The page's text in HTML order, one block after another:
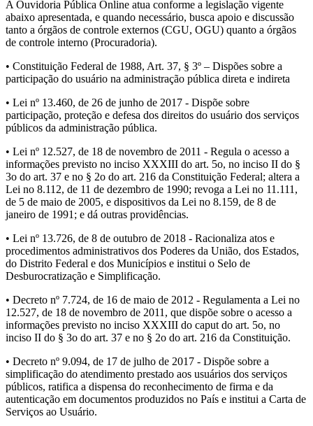
A Ouvidoria Pública Online atua conforme a legislação vigente
abaixo apresentada, e quando necessário, busca apoio e discussão
tanto a órgãos de controle externos (CGU, OGU) quanto a órgãos
de controle interno (Procuradoria).
• Constituição Federal de 1988, Art. 37, § 3º – Dispões sobre a
participação do usuário na administração pública direta e indireta
• Lei nº 13.460, de 26 de junho de 2017 - Dispõe sobre
participação, proteção e defesa dos direitos do usuário dos serviços
públicos da administração pública.
• Lei nº 12.527, de 18 de novembro de 2011 - Regula o acesso a
informações previsto no inciso XXXIII do art. 5o, no inciso II do §
3o do art. 37 e no § 2o do art. 216 da Constituição Federal; altera a
Lei no 8.112, de 11 de dezembro de 1990; revoga a Lei no 11.111,
de 5 de maio de 2005, e dispositivos da Lei no 8.159, de 8 de
janeiro de 1991; e dá outras providências.
• Lei nº 13.726, de 8 de outubro de 2018 - Racionaliza atos e
procedimentos administrativos dos Poderes da União, dos Estados,
do Distrito Federal e dos Municípios e institui o Selo de
Desburocratização e Simplificação.
• Decreto nº 7.724, de 16 de maio de 2012 - Regulamenta a Lei no
12.527, de 18 de novembro de 2011, que dispõe sobre o acesso a
informações previsto no inciso XXXIII do caput do art. 5o, no
inciso II do § 3o do art. 37 e no § 2o do art. 216 da Constituição.
• Decreto nº 9.094, de 17 de julho de 2017 - Dispõe sobre a
simplificação do atendimento prestado aos usuários dos serviços
públicos, ratifica a dispensa do reconhecimento de firma e da
autenticação em documentos produzidos no País e institui a Carta de
Serviços ao Usuário.